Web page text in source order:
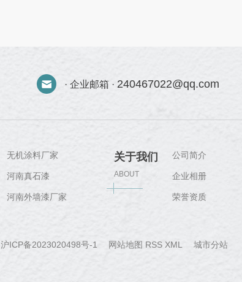
· 企业邮箱 · 240467022@qq.com
无机涂料厂家
河南真石漆
河南外墙漆厂家
关于我们
ABOUT
公司简介
企业相册
荣誉资质
沪ICP备2023020498号-1 网站地图 RSS XML 城市分站
城